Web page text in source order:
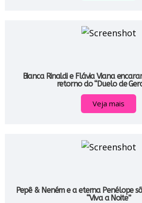
Bianca Rinaldi e Flávia Viana
retorno do “Duelo de
Veja mais
Pepê & Neném e a eterna Penélope
“Viva a Noite”